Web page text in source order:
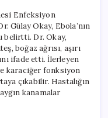
Enfeksiyon
Gülay Okay, Ebola’nın
belirtti. Dr. Okay,
boğaz ağrısı, aşırı
ifade etti. İlerleyen
karaciğer fonksiyon
çıkabilir. Hastalığın
kanamalar